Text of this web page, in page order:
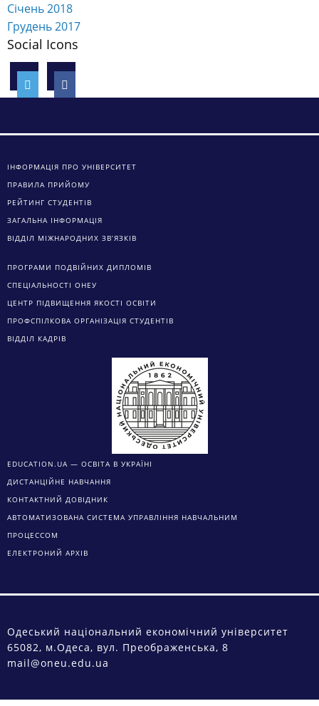
Січень 2018
Грудень 2017
Social Icons
ІНФОРМАЦІЯ ПРО УНІВЕРСИТЕТ
ПРАВИЛА ПРИЙОМУ
РЕЙТИНГ СТУДЕНТІВ
ЗАГАЛЬНА ІНФОРМАЦІЯ
ВІДДІЛ МІЖНАРОДНИХ ЗВ’ЯЗКІВ
ПРОГРАМИ ПОДВІЙНИХ ДИПЛОМІВ
СПЕЦІАЛЬНОСТІ ОНЕУ
ЦЕНТР ПІДВИЩЕННЯ ЯКОСТІ ОСВІТИ
ПРОФСПІЛКОВА ОРГАНІЗАЦІЯ СТУДЕНТІВ
ВІДДІЛ КАДРІВ
EDUCATION.UA — ОСВІТА В УКРАЇНІ
ДИСТАНЦІЙНЕ НАВЧАННЯ
КОНТАКТНИЙ ДОВІДНИК
АВТОМАТИЗОВАНА СИСТЕМА УПРАВЛІННЯ НАВЧАЛЬНИМ
ПРОЦЕССОМ
ЕЛЕКТРОНИЙ АРХІВ
Одеський національний економічний університет
65082, м.Одеса, вул. Преображенська, 8
mail@oneu.edu.ua